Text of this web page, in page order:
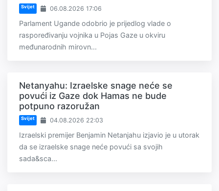
Svijet 06.08.2026 17:06
Parlament Ugande odobrio je prijedlog vlade o
raspoređivanju vojnika u Pojas Gaze u okviru
međunarodnih mirovn...
Netanyahu: Izraelske snage neće se
povući iz Gaze dok Hamas ne bude
potpuno razoružan
Svijet 04.08.2026 22:03
Izraelski premijer Benjamin Netanjahu izjavio je u utorak
da se izraelske snage neće povući sa svojih
sada&sca...